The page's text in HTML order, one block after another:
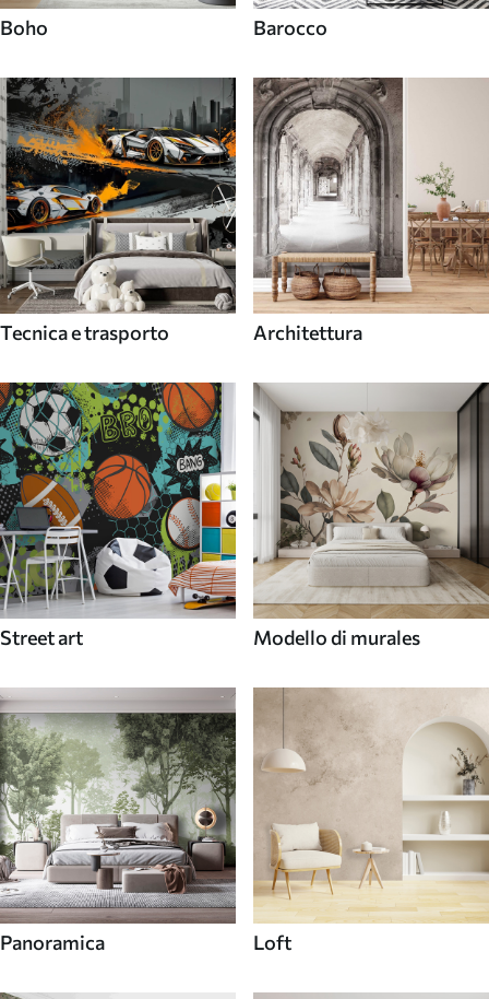
Boho Barocco
Tecnica e trasporto Architettura
Street art Modello di murales
Panoramica Loft